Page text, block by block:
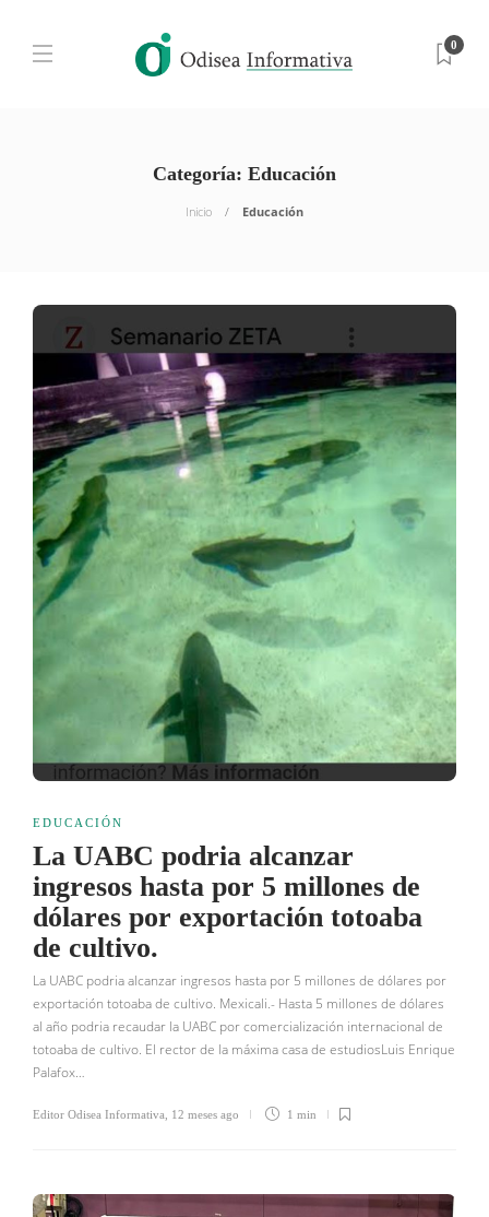
0
Categoría: Educación
Inicio Educación
EDUCACIÓN
La UABC podria alcanzar
ingresos hasta por 5 millones de
dólares por exportación totoaba
de cultivo.
La UABC podria alcanzar ingresos hasta por 5 millones de dólares por
exportación totoaba de cultivo. Mexicali.- Hasta 5 millones de dólares
al año podria recaudar la UABC por comercialización internacional de
totoaba de cultivo. El rector de la máxima casa de estudiosLuis Enrique
Palafox…
Editor Odisea Informativa 12 meses ago 1 min